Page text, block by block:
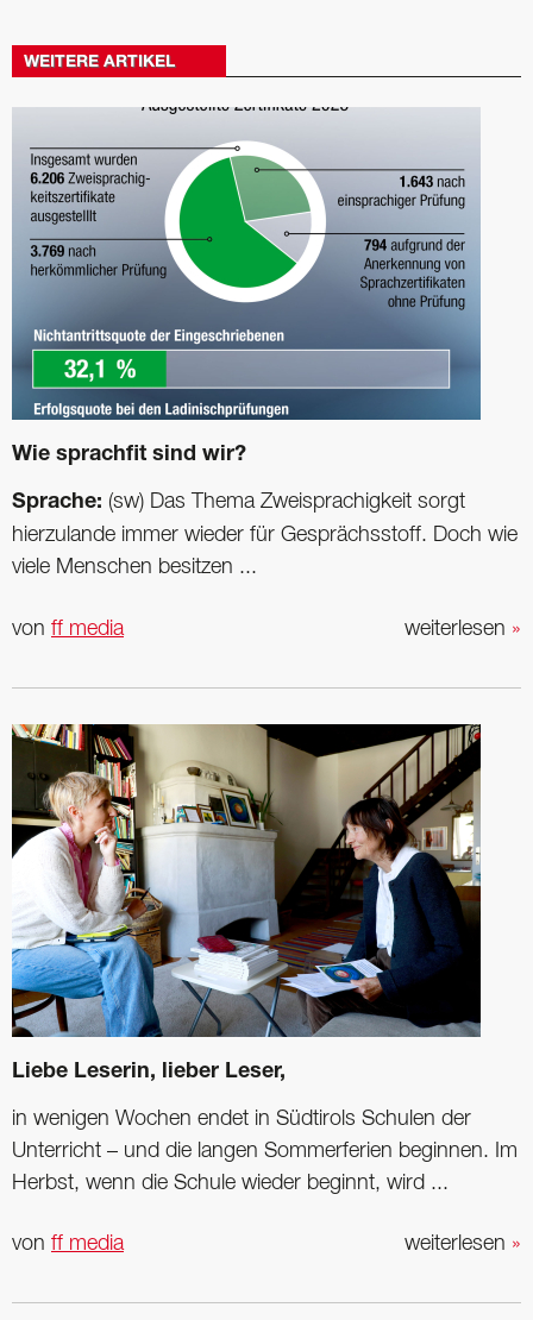
WEITERE ARTIKEL
Wie sprachfit sind wir?
Sprache: (sw) Das Thema Zweisprachigkeit sorgt
hierzulande immer wieder für Gesprächsstoff. Doch wie
viele Menschen besitzen ...
weiterlesen »
von ff media
Liebe Leserin, lieber Leser,
in wenigen Wochen endet in Südtirols Schulen der
Unterricht – und die langen Sommerferien beginnen. Im
Herbst, wenn die Schule wieder beginnt, wird ...
weiterlesen »
von ff media